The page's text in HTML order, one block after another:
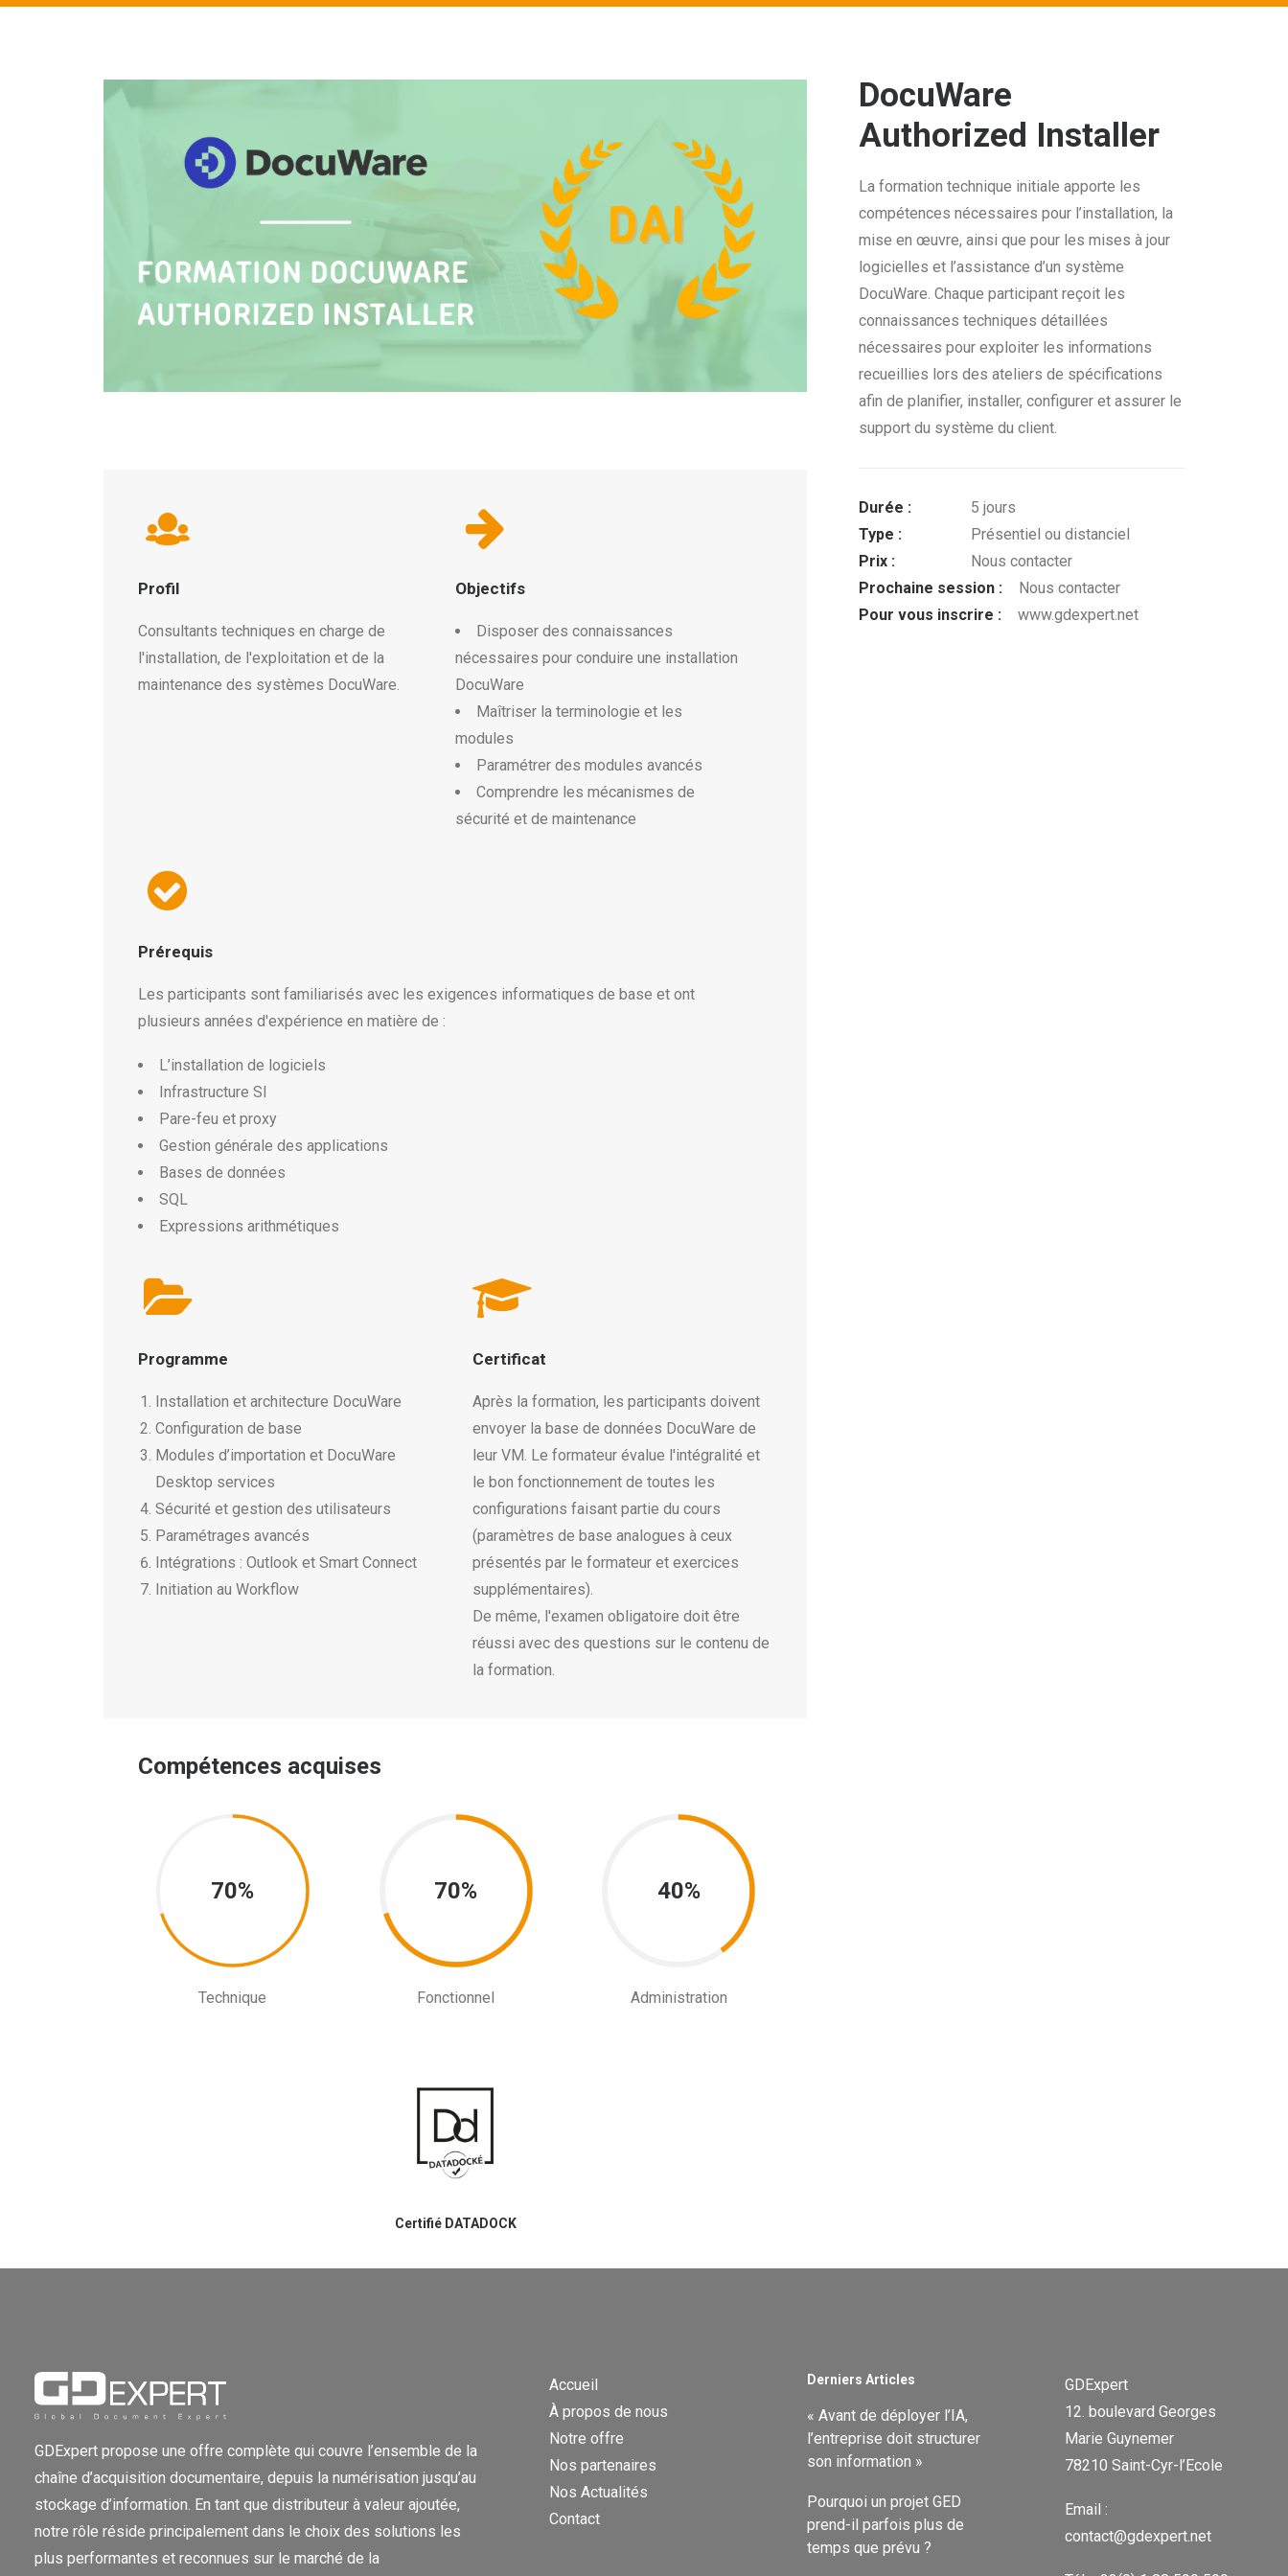
Profil
Consultants techniques en charge de
l'installation, de l'exploitation et de la
maintenance des systèmes DocuWare.
Objectifs
Disposer des connaissances
nécessaires pour conduire une installation
DocuWare
Maîtriser la terminologie et les
modules
Paramétrer des modules avancés
Comprendre les mécanismes de
sécurité et de maintenance
Prérequis
Les participants sont familiarisés avec les exigences informatiques de base et ont
plusieurs années d'expérience en matière de :
L’installation de logiciels
Infrastructure SI
Pare-feu et proxy
Gestion générale des applications
Bases de données
SQL
Expressions arithmétiques
Programme
Installation et architecture DocuWare
Configuration de base
Modules d’importation et DocuWare
Desktop services
Sécurité et gestion des utilisateurs
Paramétrages avancés
Intégrations : Outlook et Smart Connect
Initiation au Workflow
Certificat
Après la formation, les participants doivent
envoyer la base de données DocuWare de
leur VM. Le formateur évalue l'intégralité et
le bon fonctionnement de toutes les
configurations faisant partie du cours
(paramètres de base analogues à ceux
présentés par le formateur et exercices
supplémentaires).
De même, l'examen obligatoire doit être
réussi avec des questions sur le contenu de
la formation.
Compétences acquises
70%
Technique
70%
Fonctionnel
40%
Administration
Certifié DATADOCK
DocuWare
Authorized Installer
La formation technique initiale apporte les
compétences nécessaires pour l’installation, la
mise en œuvre, ainsi que pour les mises à jour
logicielles et l’assistance d’un système
DocuWare. Chaque participant reçoit les
connaissances techniques détaillées
nécessaires pour exploiter les informations
recueillies lors des ateliers de spécifications
afin de planifier, installer, configurer et assurer le
support du système du client.
Durée :
5 jours
Type :
Présentiel ou distanciel
Prix :
Nous contacter
Prochaine session :
Nous contacter
Pour vous inscrire :
www.gdexpert.net
GDExpert propose une offre complète qui couvre l’ensemble de la
chaîne d’acquisition documentaire, depuis la numérisation jusqu’au
stockage d’information. En tant que distributeur à valeur ajoutée,
notre rôle réside principalement dans le choix des solutions les
plus performantes et reconnues sur le marché de la
Accueil
À propos de nous
Notre offre
Nos partenaires
Nos Actualités
Contact
Derniers Articles
« Avant de déployer l’IA,
l’entreprise doit structurer
son information »
Pourquoi un projet GED
prend-il parfois plus de
temps que prévu ?
GDExpert
12. boulevard Georges
Marie Guynemer
78210 Saint-Cyr-l’Ecole
Email :
contact@gdexpert.net